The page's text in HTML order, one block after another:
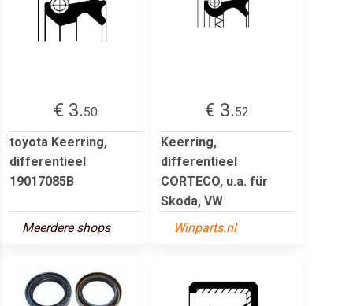
€ 3.50
toyota Keerring,
differentieel
19017085B
Meerdere shops
€ 3.52
Keerring,
differentieel
CORTECO, u.a. für
Skoda, VW
Winparts.nl